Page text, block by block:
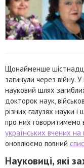
Щонайменше
загинули через війну.
науковий шлях
докторок наук,
різних галузях науки
про них говоритимемо
українських вчених на
оновлюємо повний
Науковиці, які